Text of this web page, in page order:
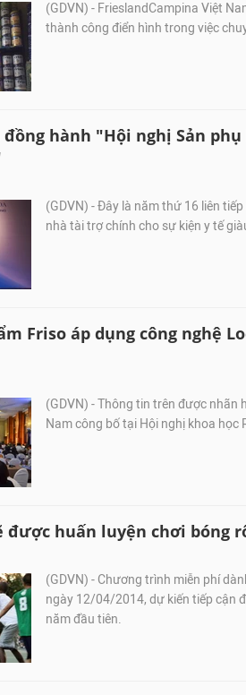
(GDVN) - FrieslandCampina Việt
thành công điển hình trong việc
đồng hành "Hội nghị Sản
(GDVN) - Đây là năm thứ 16 liên
nhà tài trợ chính cho sự kiện y tế
Friso áp dụng công nghệ
(GDVN) - Thông tin trên được nhãn
Nam công bố tại Hội nghị khoa học
được huấn luyện chơi bóng
(GDVN) - Chương trình miễn phí
ngày 12/04/2014, dự kiến tiếp cận
năm đầu tiên.